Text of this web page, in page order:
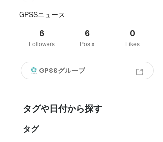
GPSSニュース
6
Followers
6
Posts
0
Likes
GPSSグループ
タグや日付から探す
タグ